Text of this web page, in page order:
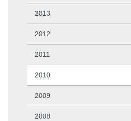
2013
2012
2011
2010
2009
2008